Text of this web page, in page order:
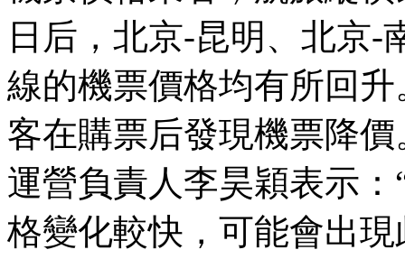
日后，北京-昆明、北京-
線的機票價格均有所回
客在購票后發現機票降
運營負責人李昊穎表示
格變化較快，可能會出